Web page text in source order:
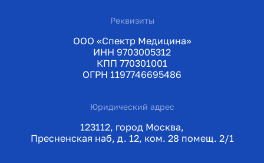
Реквизиты
ООО «Спектр Медицина»
ИНН 9703005312
КПП 770301001
ОГРН 1197746695486
Юридический адрес
123112, город Москва,
Пресненская наб, д. 12, ком. 28 помещ. 2/1